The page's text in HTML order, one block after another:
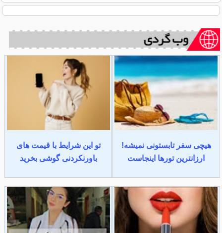
هیچی سفر تابستونی نمیشه!
ارزانترین تورها اینجاست
تو این شرایط با قیمت های
باورنکردنی گوشی بخرید